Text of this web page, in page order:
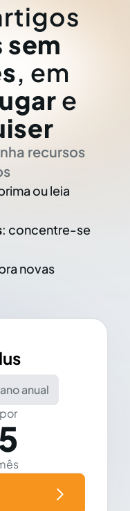
sem
, em
e
recursos
ou leia
: concentre-se
novas
anual
por